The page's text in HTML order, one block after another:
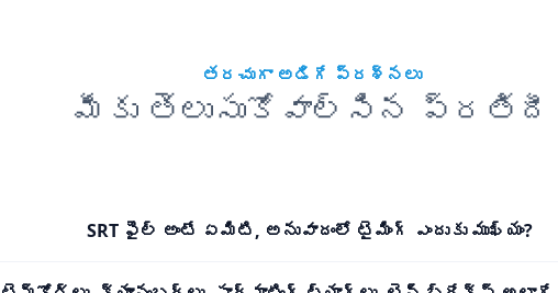
తరచుగా అడిగే ప్రశ్నలు
మీకు తెలుసుకోవాల్సిన ప్రతిదీ
SRT ఫైల్ అంటే ఏమిటి, అనువాదంలో టైమింగ్ ఎందుకు ముఖ్యం?